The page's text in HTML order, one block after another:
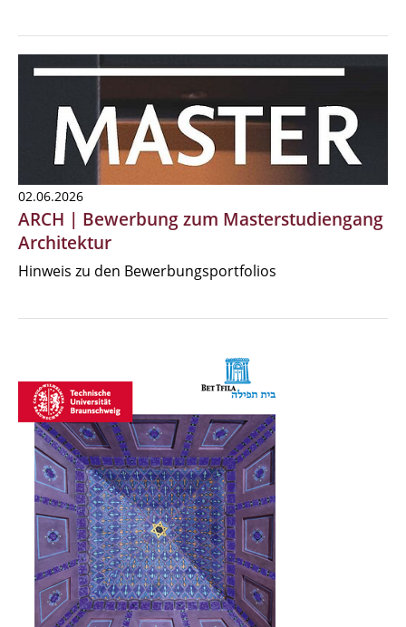
02.06.2026
ARCH | Bewerbung zum Masterstudiengang
Architektur
Hinweis zu den Bewerbungsportfolios